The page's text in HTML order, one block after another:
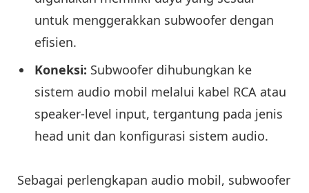
untuk menggerakkan subwoofer dengan
efisien.
Koneksi: Subwoofer dihubungkan ke
sistem audio mobil melalui kabel RCA atau
speaker-level input, tergantung pada jenis
head unit dan konfigurasi sistem audio.
Sebagai perlengkapan audio mobil, subwoofer